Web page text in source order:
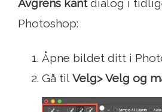
Avgrens kantdialog i
Photoshop:
Åpne bildet ditt i
Gå til Velg> Velg og